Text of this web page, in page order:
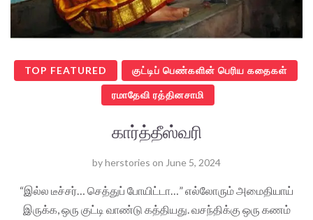
TOP FEATURED குட்டிப் பெண்களின் பெரிய கதைகள்
ரமாதேவி ரத்தினசாமி
கார்த்தீஸ்வரி
byherstories on June 5, 2024
“இல்ல டீச்சர்… செத்துப் போயிட்டா…” எல்லோரும் அமைதியாய்
இருக்க, ஒரு குட்டி வாண்டு கத்தியது. வசந்திக்கு ஒரு கணம்